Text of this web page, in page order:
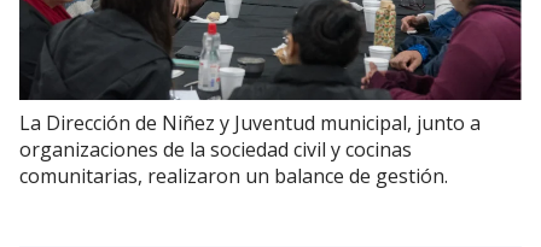
La Dirección de Niñez y Juventud municipal, junto a
organizaciones de la sociedad civil y cocinas
comunitarias, realizaron un balance de gestión.